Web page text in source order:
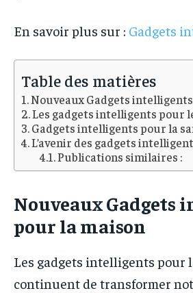
En savoir plus sur : Gadgets
Table des matières
Nouveaux Gadgets
Les gadgets intelligents pour
Gadgets intelligents pour la
L’avenir des gadgets
Publications similaires :
Nouveaux Gadgets
pour la maison
Les gadgets intelligents pour
continuent de transformer